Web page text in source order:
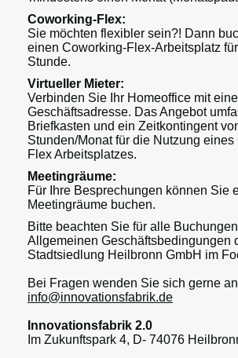
Coworking-Flex:
Sie möchten flexibler sein?! Dann
einen Coworking-Flex-Arbeitsplatz
Stunde.
Virtueller Mieter:
Verbinden Sie Ihr Homeoffice mit
Geschäftsadresse. Das Angebot
Briefkasten und ein Zeitkontingent
Stunden/Monat für die Nutzung
Flex Arbeitsplatzes.
Meetingräume:
Für Ihre Besprechungen können Sie
Meetingräume buchen.
Bitte beachten Sie für alle
Allgemeinen Geschäftsbedingungen
Stadtsiedlung Heilbronn GmbH im
Bei Fragen wenden Sie sich gerne
info@innovationsfabrik.de
Innovationsfabrik 2.0
Im Zukunftspark 4, D- 74076